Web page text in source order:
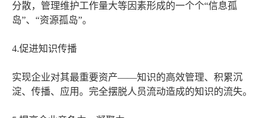
分散，管理维护工作量大等因素形成的一个个“信息孤
岛”、“资源孤岛”。
4.促进知识传播
实现企业对其最重要资产――知识的高效管理、积累沉
淀、传播、应用。完全摆脱人员流动造成的知识的流失。